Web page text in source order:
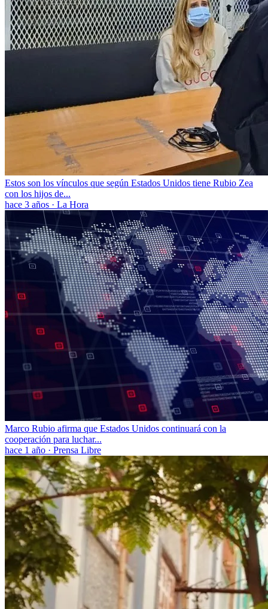
Estos son los vínculos que según Estados Unidos tiene Rubio Zea
con los hijos de...
hace 3 años · La Hora
Marco Rubio afirma que Estados Unidos continuará con la
cooperación para luchar...
hace 1 año · Prensa Libre